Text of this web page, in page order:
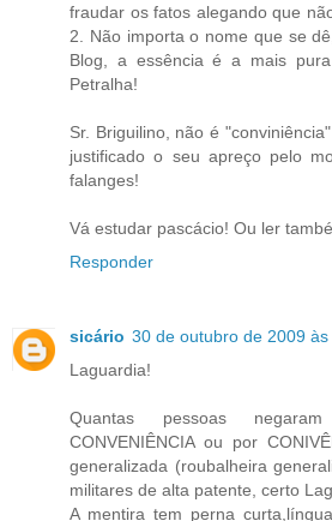
fraudar os fatos alegando que
2. Não importa o nome que se
Blog, a essência é a mais
Petralha!
Sr. Briguilino, não é
justificado o seu apreço pelo
falanges!
Vá estudar pascácio! Ou ler
Responder
sicário 30 de outubro de 2009
Laguardia!
Quantas pessoas
CONVENIÊNCIA ou por
generalizada (roubalheira
militares de alta patente, certo
A mentira tem perna